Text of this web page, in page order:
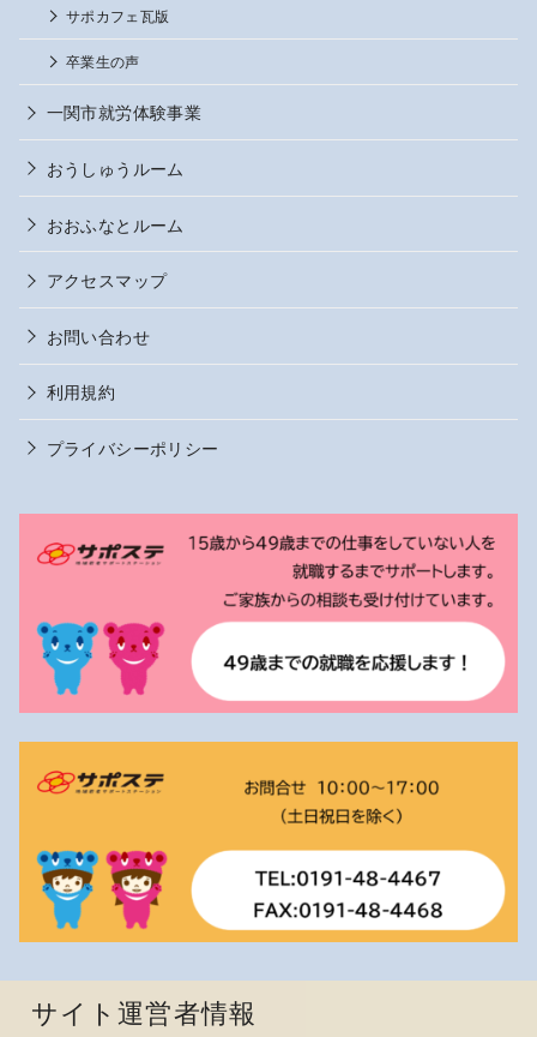
サポカフェ瓦版
卒業生の声
一関市就労体験事業
おうしゅうルーム
おおふなとルーム
アクセスマップ
お問い合わせ
利用規約
プライバシーポリシー
サイト運営者情報